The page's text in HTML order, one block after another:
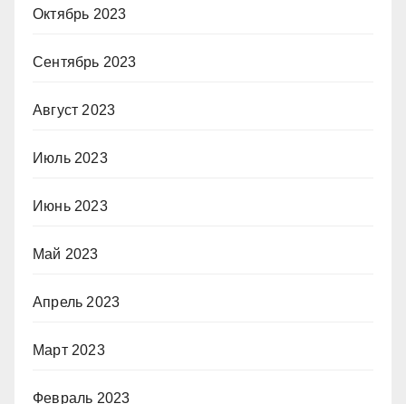
Октябрь 2023
Сентябрь 2023
Август 2023
Июль 2023
Июнь 2023
Май 2023
Апрель 2023
Март 2023
Февраль 2023